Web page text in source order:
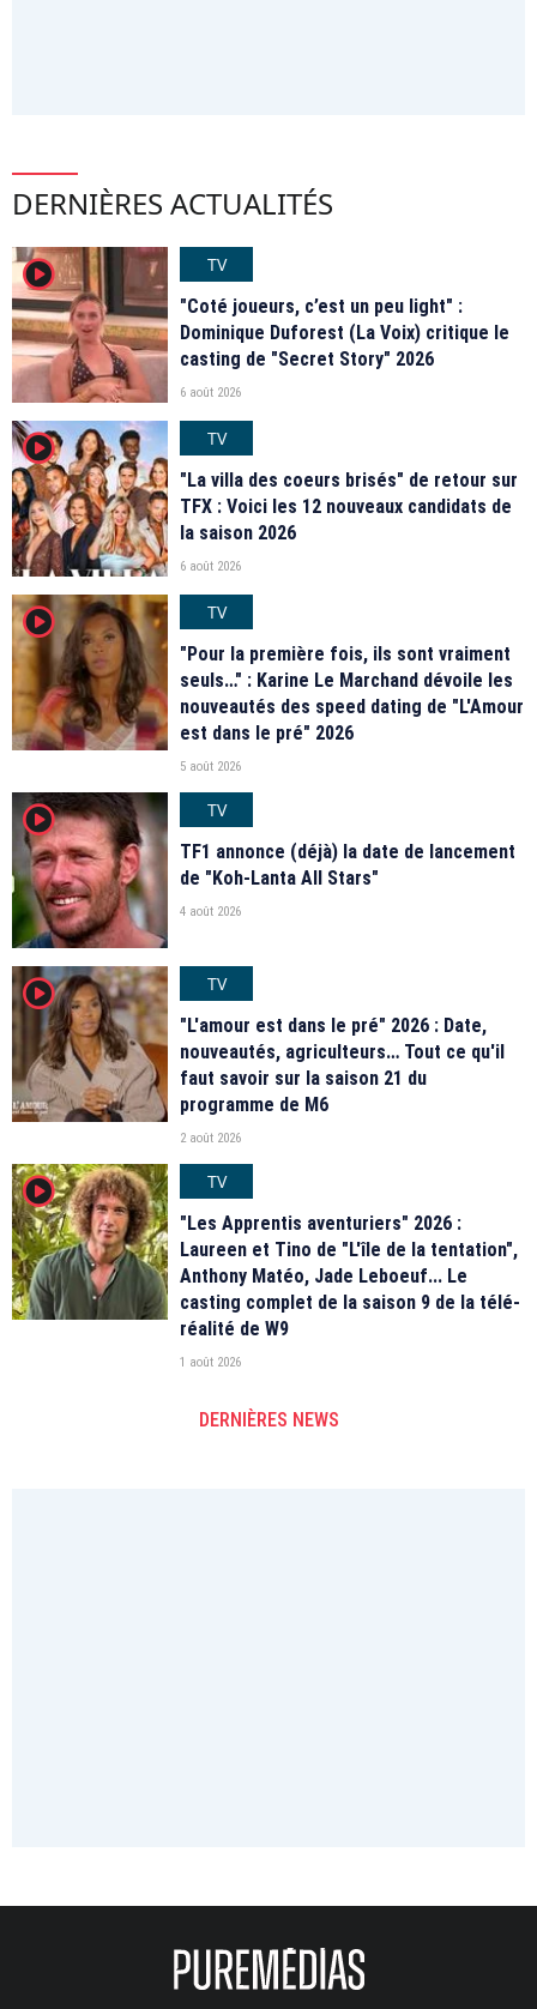
DERNIÈRES ACTUALITÉS
player2
TV
"Coté joueurs, c’est un peu light" :
Dominique Duforest (La Voix) critique le
casting de "Secret Story" 2026
6 août 2026
player2
TV
"La villa des coeurs brisés" de retour sur
TFX : Voici les 12 nouveaux candidats de
la saison 2026
6 août 2026
player2
TV
"Pour la première fois, ils sont vraiment
seuls…" : Karine Le Marchand dévoile les
nouveautés des speed dating de "L'Amour
est dans le pré" 2026
5 août 2026
player2
TV
TF1 annonce (déjà) la date de lancement
de "Koh-Lanta All Stars"
4 août 2026
player2
TV
"L'amour est dans le pré" 2026 : Date,
nouveautés, agriculteurs… Tout ce qu'il
faut savoir sur la saison 21 du
programme de M6
2 août 2026
player2
TV
"Les Apprentis aventuriers" 2026 :
Laureen et Tino de "L'île de la tentation",
Anthony Matéo, Jade Leboeuf... Le
casting complet de la saison 9 de la télé-
réalité de W9
1 août 2026
DERNIÈRES NEWS